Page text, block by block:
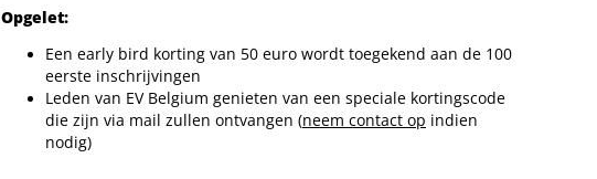
Opgelet:
Een early bird korting van 50 euro wordt toegekend aan de 100
eerste inschrijvingen
Leden van EV Belgium genieten van een speciale kortingscode
die zijn via mail zullen ontvangen (neem contact op indien
nodig)